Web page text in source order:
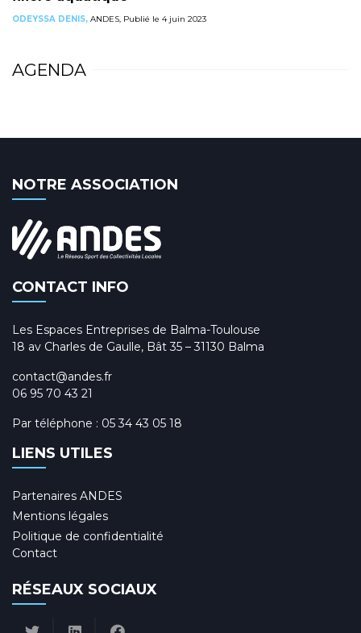
ODEYSSA DENIS, ANDES, Publié le 4 juin 2023
AGENDA
NOTRE ASSOCIATION
CONTACT INFO
Les Espaces Entreprises de Balma-Toulouse
18 av Charles de Gaulle, Bât 35 – 31130 Balma
contact@andes.fr
06 95 70 43 21
Par téléphone : 05 34 43 05 18
LIENS UTILES
Partenaires ANDES
Mentions légales
Politique de confidentialité
Contact
RÉSEAUX SOCIAUX